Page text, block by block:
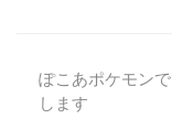
ぽこあポケモン
します